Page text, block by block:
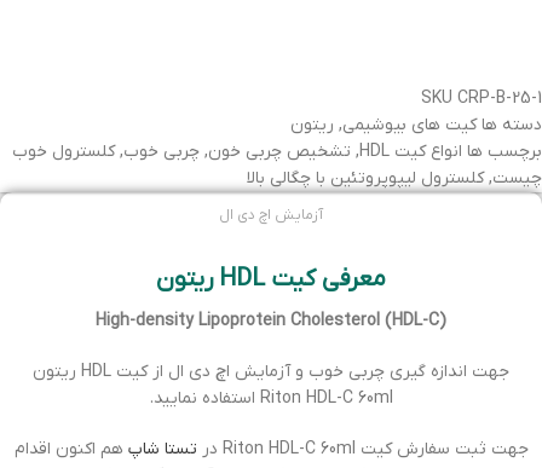
SKU CRP-B-25-1
دسته ها کیت های بیوشیمی, ریتون
برچسب ها انواع کیت HDL , تشخیص چربی خون, چربی خوب,کلسترول خوب
چیست,کلسترول لیپوپروتئین با چگالی بالا
آزمایش اچ دی ال
معرفی کیت HDL ریتون
High-density Lipoprotein Cholesterol (HDL-C)
جهت اندازه گیری چربی خوب و آزمایش اچ دی ال از کیت HDL ریتون
Riton HDL-C 60ml استفاده نمایید.
جهت ثبت سفارش کیت Riton HDL-C 60ml در تستا شاپ هم اکنون اقدام